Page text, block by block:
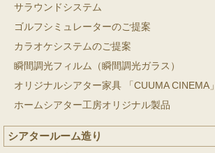
サラウンドシステム
ゴルフシミュレーターのご提案
カラオケシステムのご提案
瞬間調光フィルム（瞬間調光ガラス）
オリジナルシアター家具 「CUUMA CINEMA」
ホームシアター工房オリジナル製品
シアタールーム造り